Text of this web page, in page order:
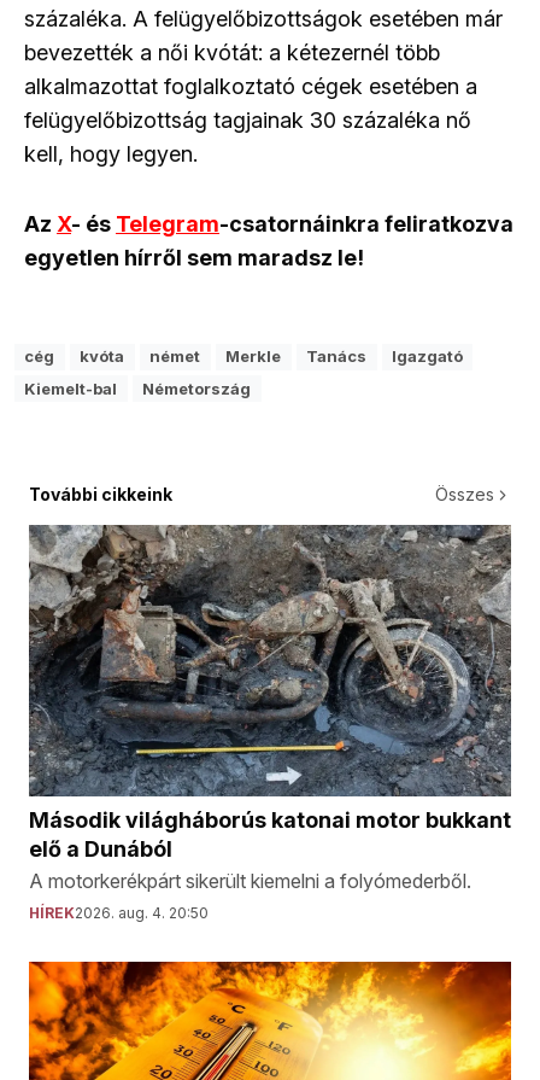
százaléka. A felügyelőbizottságok esetében már
bevezették a női kvótát: a kétezernél több
alkalmazottat foglalkoztató cégek esetében a
felügyelőbizottság tagjainak 30 százaléka nő
kell, hogy legyen.
Az X- és Telegram-csatornáinkra feliratkozva
egyetlen hírről sem maradsz le!
cég kvóta német Merkle Tanács
Igazgató
Kiemelt-bal
Németország
További cikkeink Összes
Második világháborús katonai motor bukkant
elő a Dunából
A motorkerékpárt sikerült kiemelni a folyómederből.
HÍREK2026. aug. 4. 20:50